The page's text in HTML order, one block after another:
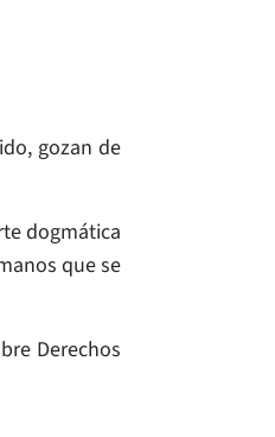
gozan de
dogmática
que se
Derechos